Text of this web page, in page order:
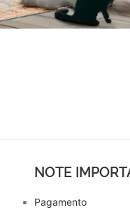
NOTE
Pagamento